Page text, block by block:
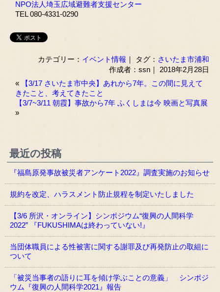
NPO法人埼玉広域避難者支援センター
TEL 080-4331-0290
カテゴリー： イベント情報 ｜ タグ： さいたま市浦和
作成者：ssn｜ 2018年2月28日
«
【3/17 さいたま市中央】あれから7年。この間に見えて
きたこと、考えてきたこと
【3/7~3/11 朝霞】事故から7年 ふくしまは今 映画と写真展
»
最近の投稿
『福島原発事故被災者アンケート2022』調査実施のお知らせ
規約を改定、ハラスメント防止規程を制定いたしました
【3/6 所沢・オンライン】シンポジウム“復興の人間科学
2022” 『FUKUSHIMAは終わっていない!』
当団体職員による性被害に関する謝罪及び再発防止の取組に
ついて
「被災当事者の語りに耳を傾け学ぶことの意義」 シンポジ
ウム『復興の人間科学2021』報告